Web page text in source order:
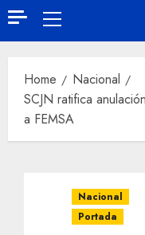
Home
Nacional
SCJN ratifica
a FEMSA
Nacional
Portada